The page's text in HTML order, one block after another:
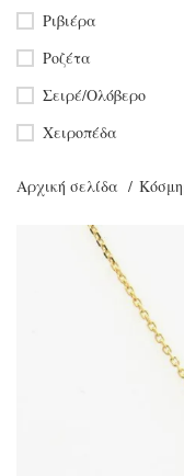
Ριβιέρα
Ροζέτα
Σειρέ/Ολόβερο
Χειροπέδα
Αρχική σελίδα